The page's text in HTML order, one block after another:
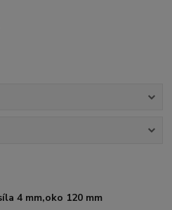
4 mm,oko 120 mm